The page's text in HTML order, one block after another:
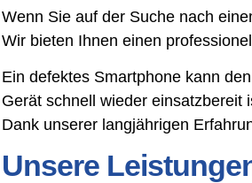
Wenn Sie auf der Suche nach
Wir bieten Ihnen einen
Ein defektes Smartphone kann
Gerät schnell wieder einsatzbereit
Dank unserer langjährigen
Unsere